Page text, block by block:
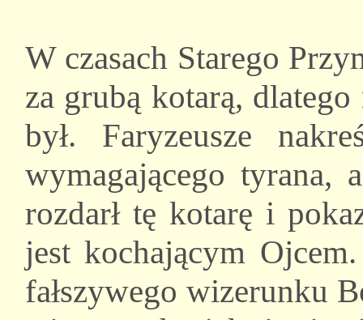
W czasach Starego
za grubą kotarą,
był. Faryzeusze
wymagającego tyrana,
rozdarł tę kotarę i
jest kochającym
fałszywego wizerunku